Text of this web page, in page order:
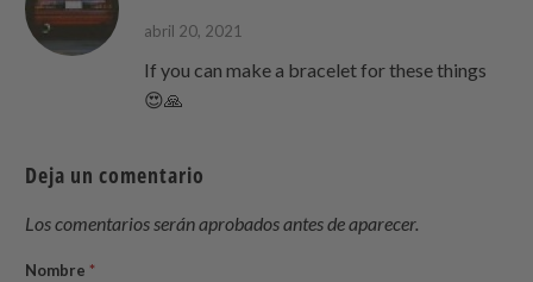
abril 20, 2021
If you can make a bracelet for these things
😍🙏
Deja un comentario
Los comentarios serán aprobados antes de aparecer.
Nombre *